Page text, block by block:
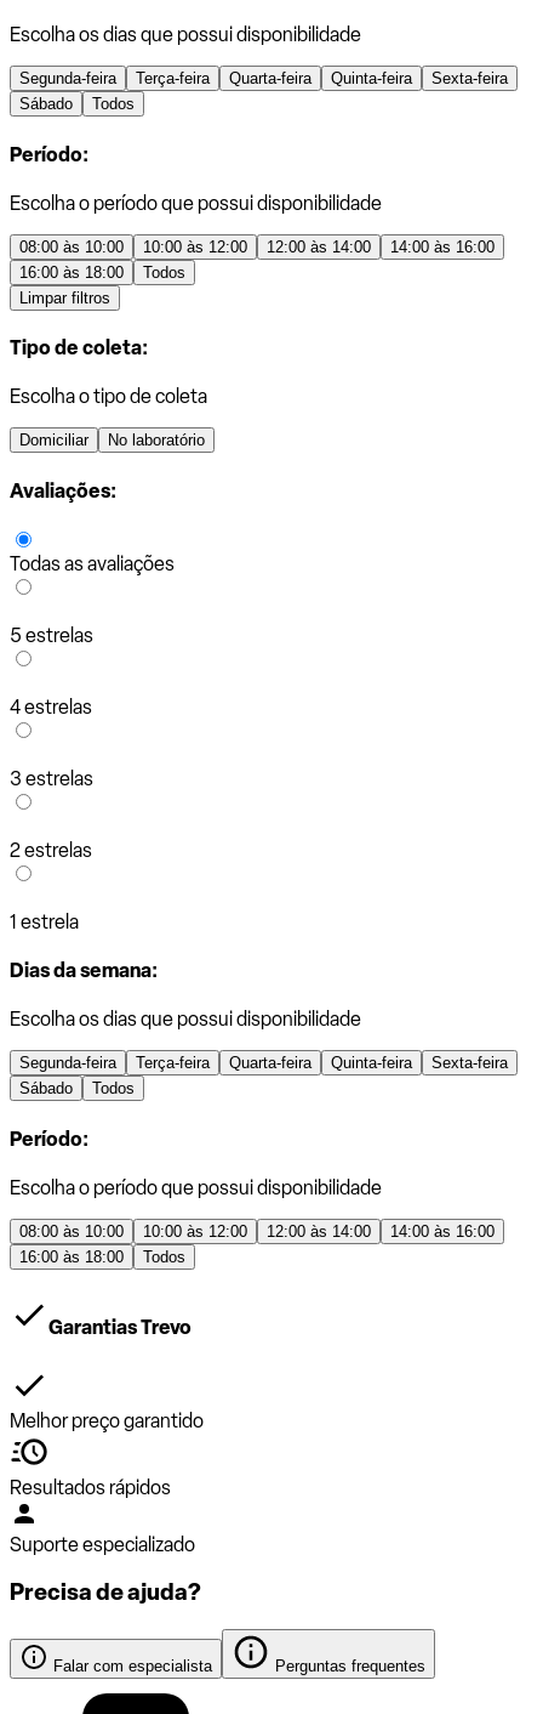
Escolha os dias que possui disponibilidade
Segunda-feira Terça-feira Quarta-feira Quinta-feira
Sexta-feira
Sábado
Todos
Período:
Escolha o período que possui disponibilidade
08:00 às 10:00 10:00 às 12:00 12:00 às 14:00
14:00 às 16:00
16:00 às 18:00
Todos
Limpar filtros
Tipo de coleta:
Escolha o tipo de coleta
Domiciliar No laboratório
Avaliações:
Todas as avaliações
5 estrelas
4 estrelas
3 estrelas
2 estrelas
1 estrela
Dias da semana:
Escolha os dias que possui disponibilidade
Segunda-feira Terça-feira Quarta-feira Quinta-feira
Sexta-feira
Sábado
Todos
Período:
Escolha o período que possui disponibilidade
08:00 às 10:00 10:00 às 12:00 12:00 às 14:00
14:00 às 16:00
16:00 às 18:00
Todos
Garantias Trevo
Melhor preço garantido
Resultados rápidos
Suporte especializado
Precisa de ajuda?
Falar com especialista Perguntas frequentes